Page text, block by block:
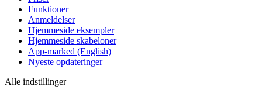
Funktioner
Anmeldelser
Hjemmeside eksempler
Hjemmeside skabeloner
App-marked (English)
Nyeste opdateringer
Alle indstillinger